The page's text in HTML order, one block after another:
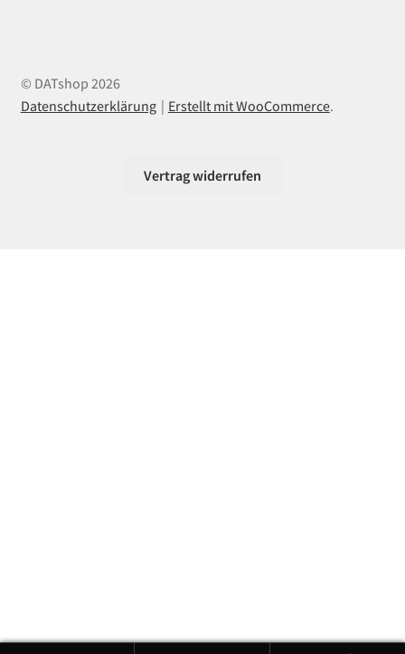
© DATshop 2026
Datenschutzerklärung
Erstellt mit WooCommerce.
Vertrag widerrufen